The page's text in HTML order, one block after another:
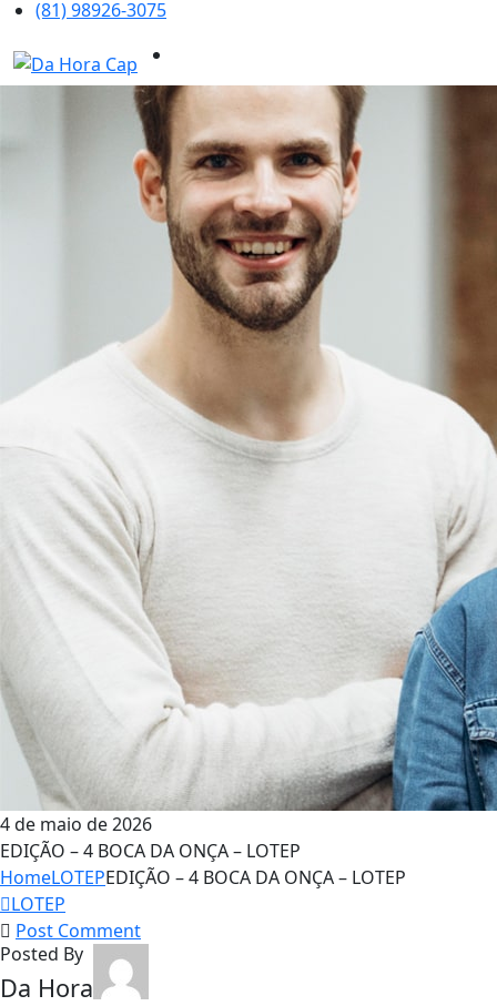
(81) 98926-3075
4 de maio de 2026
EDIÇÃO – 4 BOCA DA ONÇA – LOTEP
HomeLOTEPEDIÇÃO – 4 BOCA DA ONÇA – LOTEP
LOTEP
Post Comment
Posted By
Da Hora